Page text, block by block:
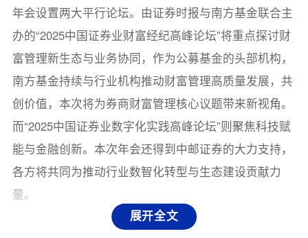
展开全文
年会设置两大平行论坛。由证券时报与南方基金联合主
办的“2025中国证券业财富经纪高峰论坛”将重点探讨财
富管理新生态与业务协同，作为公募基金的头部机构，
南方基金持续与行业机构推动财富管理高质量发展，共
创价值，本次将为券商财富管理核心议题带来新视角。
而“2025中国证券业数字化实践高峰论坛”则聚焦科技赋
能与金融创新。本次年会还得到中邮证券的大力支持，
各方将共同为推动行业数智化转型与生态建设贡献力
量。
本次年会嘉宾阵容强大，涵盖证券、基金、金融科技等